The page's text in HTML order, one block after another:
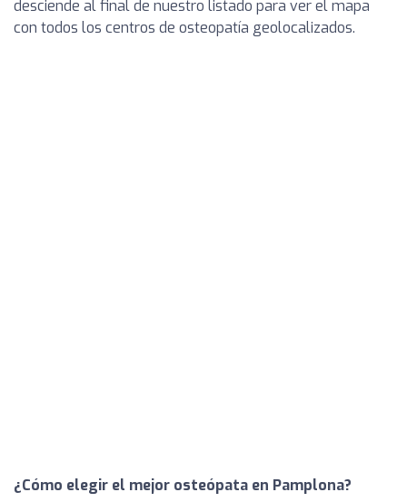
desciende al final de nuestro listado para ver el mapa
con todos los centros de osteopatía geolocalizados.
¿Cómo elegir el mejor osteópata en Pamplona?